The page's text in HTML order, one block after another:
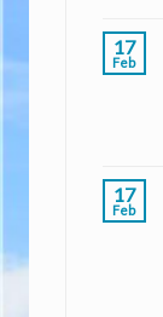
17
Feb
17
Feb